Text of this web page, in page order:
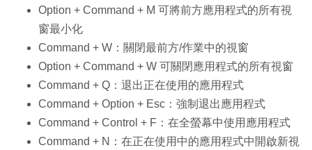
Option + Command + M 可將前方應用程式的所有視
窗最小化
Command + W：關閉最前方/作業中的視窗
Option + Command + W 可關閉應用程式的所有視窗
Command + Q：退出正在使用的應用程式
Command + Option + Esc：強制退出應用程式
Command + Control + F：在全螢幕中使用應用程式
Command + N：在正在使用中的應用程式中開啟新視